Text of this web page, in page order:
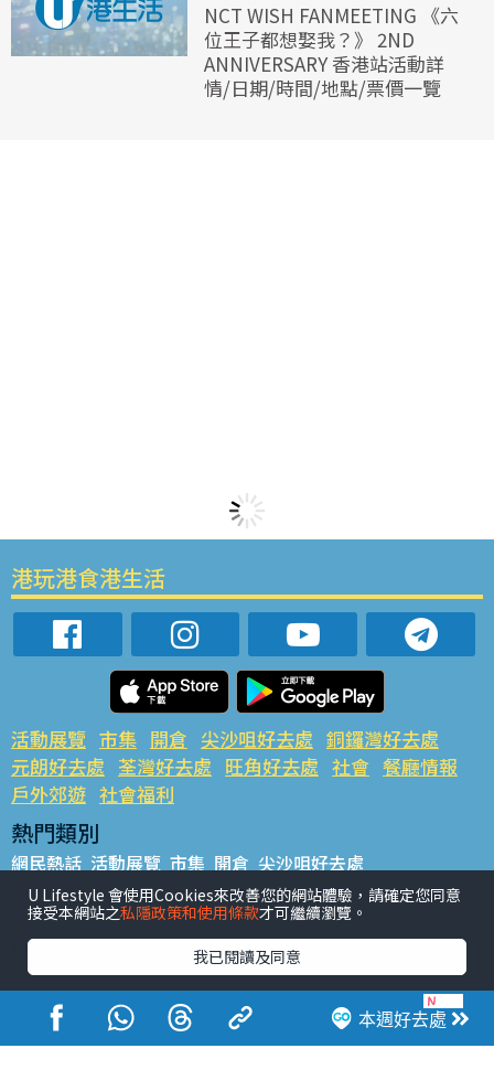
NCT WISH FANMEETING 《六
位王子都想娶我？》 2ND
ANNIVERSARY 香港站活動詳
情/日期/時間/地點/票價一覽
本週好去處
港玩港食港生活
活動展覽 市集 開倉 尖沙咀好去處 銅鑼灣好去處
元朗好去處 荃灣好去處 旺角好去處 社會 餐廳情報
戶外郊遊 社會福利
熱門類別
網民熱話 活動展覽 市集 開倉 尖沙咀好去處
銅鑼灣好去處 元朗好去處 荃灣好去處 旺角好去處 社會
餐廳情報 戶外郊遊
熱門標籤
#UGO搵好去處 #人氣活動推介 #美食社群熱話
#親子玩樂好去處
#ULifestyle應用程式
#限時搶
#UJetso禮物放送
#ULifestyle商戶中心 #著數 #網絡熱話
U Lifestyle 會使用Cookies來改善您的網站體驗，請確定您同意
接受本網站之私隱政策和使用條款才可繼續瀏覽。
我已閱讀及同意